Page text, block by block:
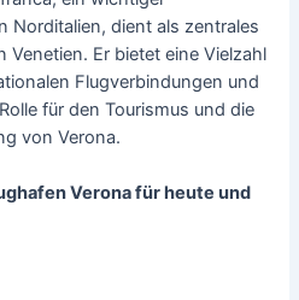
Norditalien, dient als zentrales
Venetien. Er bietet eine Vielzahl
Flugverbindungen und
für den Tourismus und die
von Verona.
Verona für heute und